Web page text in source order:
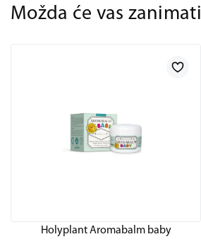
Možda će vas zanimati
Holyplant Aromabalm baby